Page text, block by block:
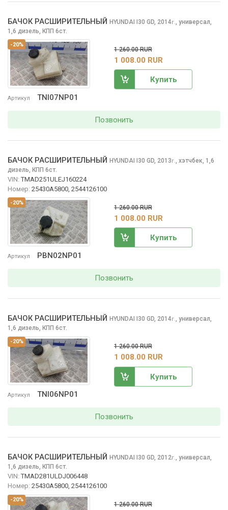
-20%
Артикул TNI07NP01
БАЧОК РАСШИРИТЕЛЬНЫЙ HYUNDAI I30 GD, 2014г., универсал,
1,6 дизель, КПП 6ст.
1 260.00 RUR
1 008.00 RUR
Купить
Позвонить
-20%
Артикул PBN02NP01
БАЧОК РАСШИРИТЕЛЬНЫЙ HYUNDAI I30 GD, 2013г., хэтчбек, 1,6
дизель, КПП 6ст.
VIN: TMAD251ULEJ160224
Номер: 25430A5800, 2544126100
1 260.00 RUR
1 008.00 RUR
Купить
Позвонить
-20%
Артикул TNI06NP01
БАЧОК РАСШИРИТЕЛЬНЫЙ HYUNDAI I30 GD, 2014г., универсал,
1,6 дизель, КПП 6ст.
1 260.00 RUR
1 008.00 RUR
Купить
Позвонить
-20%
БАЧОК РАСШИРИТЕЛЬНЫЙ HYUNDAI I30 GD, 2012г., универсал,
1,6 дизель, КПП 6ст.
VIN: TMAD281ULDJ006448
Номер: 25430A5800, 2544126100
1 260.00 RUR